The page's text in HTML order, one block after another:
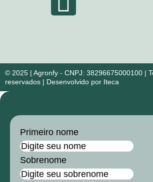
© 2025 | Agronfy - CNPJ: 38296675000100 |
reservados | Desenvolvido por Iteca
Primeiro nome
Sobrenome